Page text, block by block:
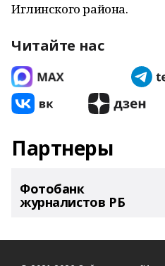
Иглинского района.
Читайте нас
Партнеры
Фотобанк
журналистов РБ